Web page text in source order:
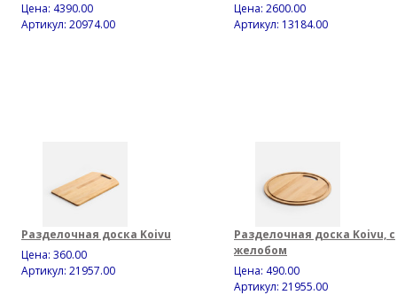
Цена: 4390.00
Артикул: 20974.00
Цена: 2600.00
Артикул: 13184.00
Разделочная доска Koivu
Цена: 360.00
Артикул: 21957.00
Разделочная доска Koivu, с
желобом
Цена: 490.00
Артикул: 21955.00